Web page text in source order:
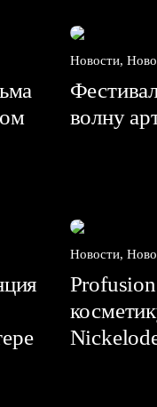
Новости,
волну
Новости,